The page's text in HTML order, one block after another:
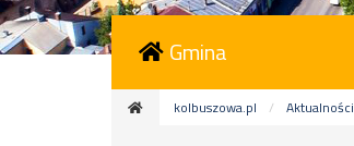
Gmina
kolbuszowa.pl Aktualności